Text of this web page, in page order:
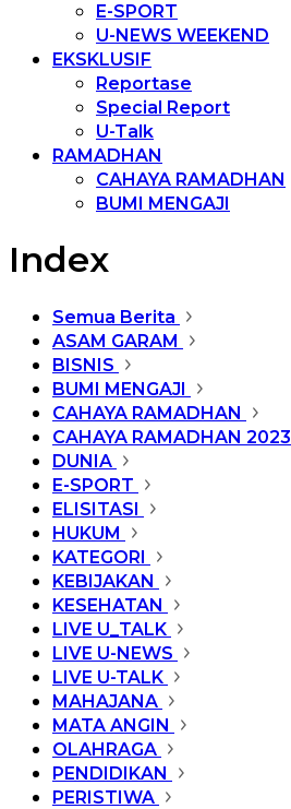
E-SPORT
U-NEWS WEEKEND
EKSKLUSIF
Reportase
Special Report
U-Talk
RAMADHAN
CAHAYA RAMADHAN
BUMI MENGAJI
Index
Semua Berita
ASAM GARAM
BISNIS
BUMI MENGAJI
CAHAYA RAMADHAN
CAHAYA RAMADHAN 2023
DUNIA
E-SPORT
ELISITASI
HUKUM
KATEGORI
KEBIJAKAN
KESEHATAN
LIVE U_TALK
LIVE U-NEWS
LIVE U-TALK
MAHAJANA
MATA ANGIN
OLAHRAGA
PENDIDIKAN
PERISTIWA